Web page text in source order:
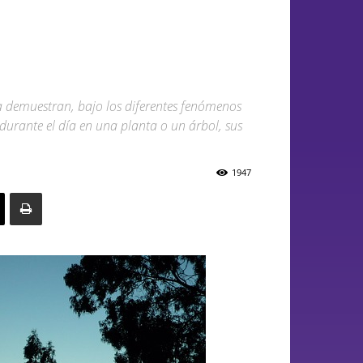
bajo los diferentes fenómenos
el día en una planta o un árbol, sus
1947